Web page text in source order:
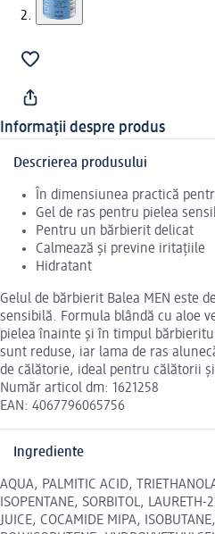
Informații despre produs
Descrierea produsului
În dimensiunea practică
Gel de ras pentru pielea
Pentru un bărbierit delicat
Calmează și previne iritațiile
Hidratant
Gelul de bărbierit Balea MEN este
sensibilă. Formula blândă cu aloe
pielea înainte și în timpul
sunt reduse, iar lama de ras
de călătorie, ideal pentru călătorii
Număr articol dm: 1621258
EAN: 4067796065756
Ingrediente
AQUA, PALMITIC ACID,
ISOPENTANE, SORBITOL, LAURETH-
JUICE, COCAMIDE MIPA,